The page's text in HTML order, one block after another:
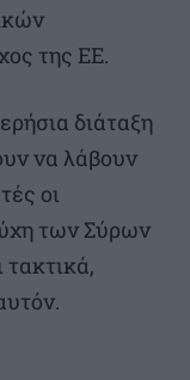
της ΕΕ.
διάταξη
να λάβουν
οι
των Σύρων